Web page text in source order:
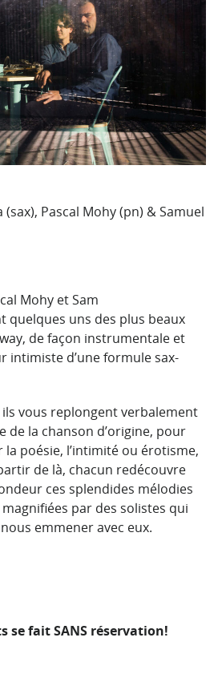
Pascal Mohy (pn) & Samuel
Mohy et Sam
quelques uns des plus beaux
de façon instrumentale et
intimiste d’une formule sax-
vous replongent verbalement
de la chanson d’origine, pour
poésie, l’intimité ou érotisme,
de là, chacun redécouvre
ces splendides mélodies
par des solistes qui
emmener avec eux.
se fait SANS réservation!